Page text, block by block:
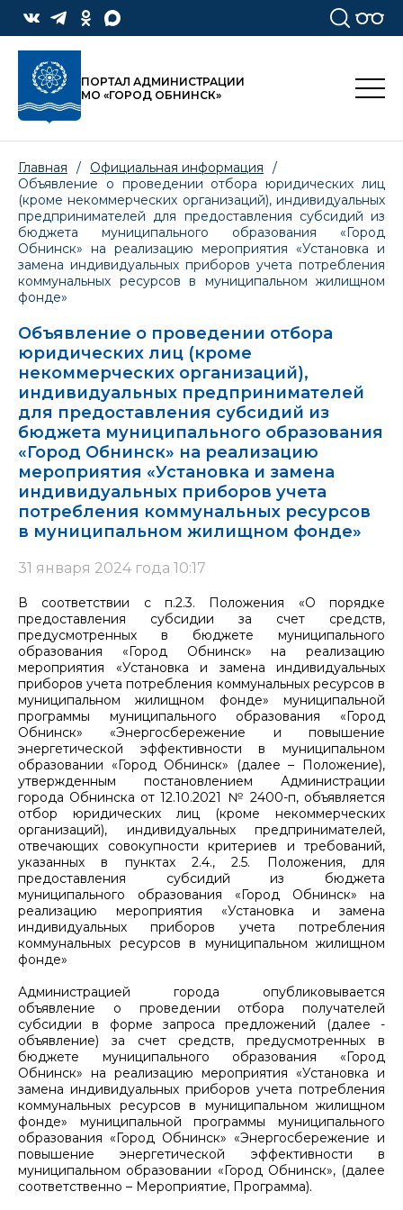
ПОРТАЛ АДМИНИСТРАЦИИ
МО «ГОРОД ОБНИНСК»
Главная / Официальная информация
/
Объявление о проведении отбора юридических лиц
(кроме некоммерческих организаций), индивидуальных
предпринимателей для предоставления субсидий из
бюджета муниципального образования «Город
Обнинск» на реализацию мероприятия «Установка и
замена индивидуальных приборов учета потребления
коммунальных ресурсов в муниципальном жилищном
фонде»
Объявление о проведении отбора
юридических лиц (кроме
некоммерческих организаций),
индивидуальных предпринимателей
для предоставления субсидий из
бюджета муниципального образования
«Город Обнинск» на реализацию
мероприятия «Установка и замена
индивидуальных приборов учета
потребления коммунальных ресурсов
в муниципальном жилищном фонде»
31 января 2024 года 10:17
В соответствии с п.2.3. Положения «О порядке
предоставления субсидии за счет средств,
предусмотренных в бюджете муниципального
образования «Город Обнинск» на реализацию
мероприятия «Установка и замена индивидуальных
приборов учета потребления коммунальных ресурсов в
муниципальном жилищном фонде» муниципальной
программы муниципального образования «Город
Обнинск» «Энергосбережение и повышение
энергетической эффективности в муниципальном
образовании «Город Обнинск» (далее – Положение),
утвержденным постановлением Администрации
города Обнинска от 12.10.2021 № 2400-п, объявляется
отбор юридических лиц (кроме некоммерческих
организаций), индивидуальных предпринимателей,
отвечающих совокупности критериев и требований,
указанных в пунктах 2.4., 2.5. Положения, для
предоставления субсидий из бюджета
муниципального образования «Город Обнинск» на
реализацию мероприятия «Установка и замена
индивидуальных приборов учета потребления
коммунальных ресурсов в муниципальном жилищном
фонде»
Администрацией города опубликовывается
объявление о проведении отбора получателей
субсидии в форме запроса предложений (далее -
объявление) за счет средств, предусмотренных в
бюджете муниципального образования «Город
Обнинск» на реализацию мероприятия «Установка и
замена индивидуальных приборов учета потребления
коммунальных ресурсов в муниципальном жилищном
фонде» муниципальной программы муниципального
образования «Город Обнинск» «Энергосбережение и
повышение энергетической эффективности в
муниципальном образовании «Город Обнинск», (далее
соответственно – Мероприятие, Программа).